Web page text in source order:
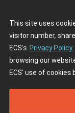
This site uses
visitor number,
ECS's Privacy Policy
browsing our
ECS' use of cookies